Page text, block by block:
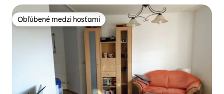
Obľúbené medzi hosťami
Obľúbené medzi hosťami